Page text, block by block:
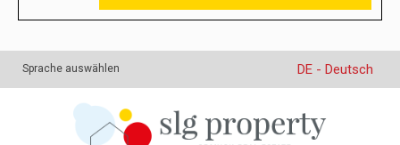
Sprache auswählen DE - Deutsch